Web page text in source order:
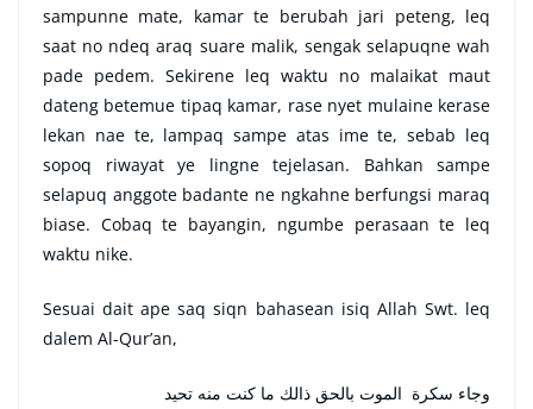
sampunne mate, kamar te berubah jari peteng, leq
saat no ndeq araq suare malik, sengak selapuqne wah
pade pedem. Sekirene leq waktu no malaikat maut
dateng betemue tipaq kamar, rase nyet mulaine kerase
lekan nae te, lampaq sampe atas ime te, sebab leq
sopoq riwayat ye lingne tejelasan. Bahkan sampe
selapuq anggote badante ne ngkahne berfungsi maraq
biase. Cobaq te bayangin, ngumbe perasaan te leq
waktu nike.
Sesuai dait ape saq siqn bahasean isiq Allah Swt. leq
dalem Al-Qur’an,
وجاء سكرة الموت بالحق ذالك ما كنت منه تحيد